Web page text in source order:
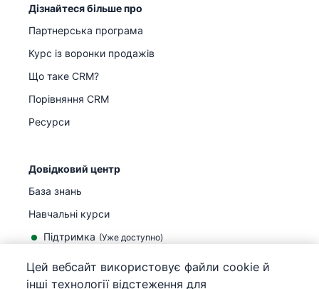
Дізнайтеся більше про
Партнерська програма
Курс із воронки продажів
Що таке CRM?
Порівняння CRM
Ресурси
Довідковий центр
База знань
Навчальні курси
Підтримка (Уже доступно)
Цей вебсайт використовує файли cookie й
інші технології відстеження для